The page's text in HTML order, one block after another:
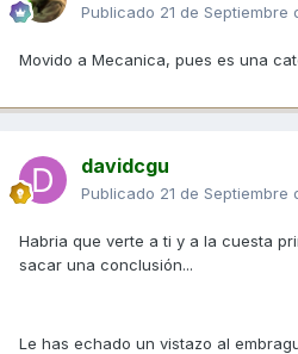
Publicado 21 de Septiembre
Movido a Mecanica, pues es una
davidcgu
Publicado 21 de Septiembre
Habria que verte a ti y a la cuesta
sacar una conclusión...
Le has echado un vistazo al